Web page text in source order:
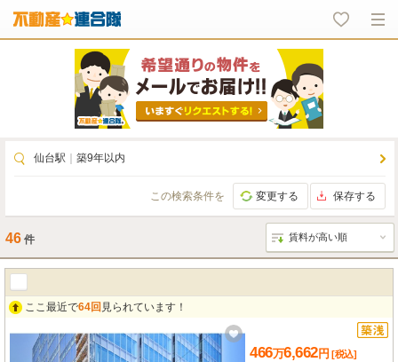
仙台駅 築9年以内
この検索条件を 変更する 保存する
46 件
ここ最近で64回 見られています！
466万6,662円 [税込]